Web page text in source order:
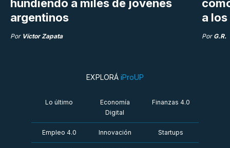
hundiendo a miles de jóvenes
argentinos
Por Víctor Zapata
a
Por G.R.
EXPLORÁ iProUP
Lo último
Economía
Digital
Finanzas 4.0
Empleo 4.0 Innovación Startups